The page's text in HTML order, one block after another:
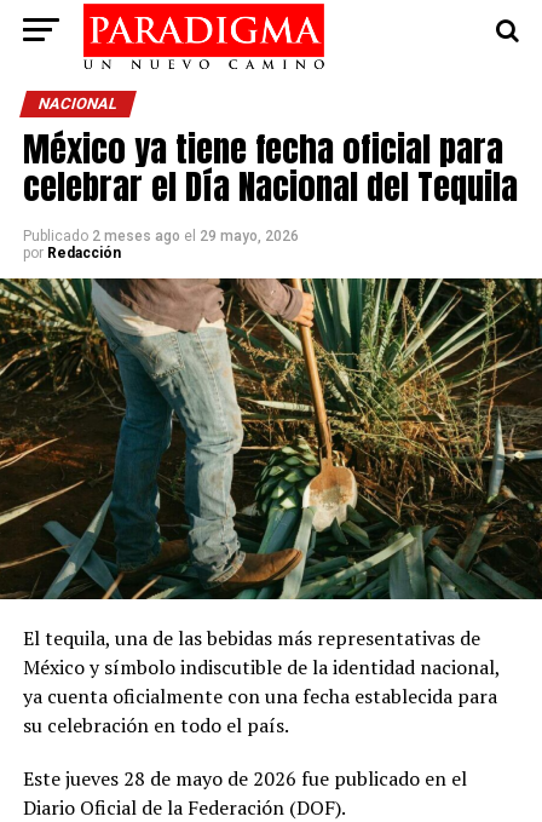
NACIONAL
México ya tiene fecha oficial para
celebrar el Día Nacional del Tequila
Publicado 2 meses ago el 29 mayo, 2026
por Redacción
El tequila, una de las bebidas más representativas de
México y símbolo indiscutible de la identidad nacional,
ya cuenta oficialmente con una fecha establecida para
su celebración en todo el país.
Este jueves 28 de mayo de 2026 fue publicado en el
Diario Oficial de la Federación (DOF).